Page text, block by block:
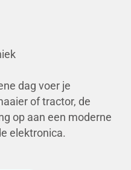
dag voer je
of tractor, de
op aan een moderne
elektronica.